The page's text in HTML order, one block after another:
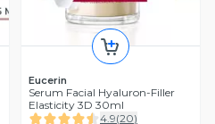
Eucerin
Serum Facial Hyaluron-Filler
Elasticity 3D 30ml
4.9(20)